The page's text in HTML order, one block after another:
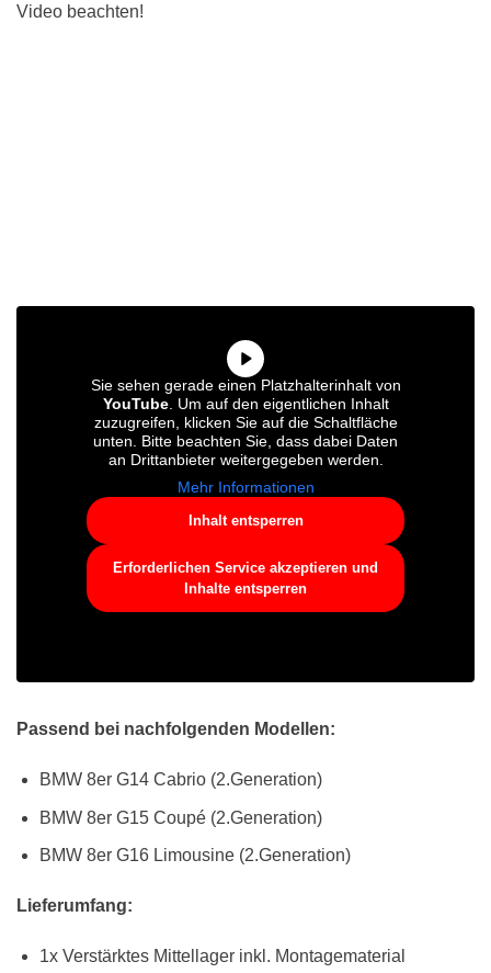
Video beachten!
Sie sehen gerade einen Platzhalterinhalt von
YouTube. Um auf den eigentlichen Inhalt
zuzugreifen, klicken Sie auf die Schaltfläche
unten. Bitte beachten Sie, dass dabei Daten
an Drittanbieter weitergegeben werden.
Mehr Informationen
Inhalt entsperren
Erforderlichen Service akzeptieren und
Inhalte entsperren
Passend bei nachfolgenden Modellen:
BMW 8er G14 Cabrio (2.Generation)
BMW 8er G15 Coupé (2.Generation)
BMW 8er G16 Limousine (2.Generation)
Lieferumfang:
1x Verstärktes Mittellager inkl. Montagematerial